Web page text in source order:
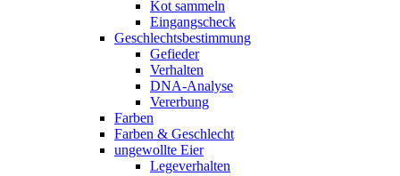
Kot sammeln
Eingangscheck
Geschlechtsbestimmung
Gefieder
Verhalten
DNA-Analyse
Vererbung
Farben
Farben & Geschlecht
ungewollte Eier
Legeverhalten